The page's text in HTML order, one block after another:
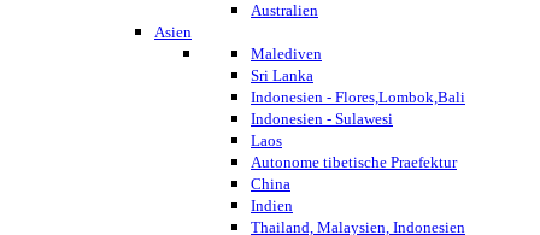
Australien
Asien
Malediven
Sri Lanka
Indonesien - Flores,Lombok,Bali
Indonesien - Sulawesi
Laos
Autonome tibetische Praefektur
China
Indien
Thailand, Malaysien, Indonesien